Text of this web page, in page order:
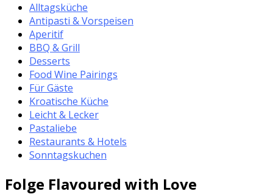
Alltagsküche
Antipasti & Vorspeisen
Aperitif
BBQ & Grill
Desserts
Food Wine Pairings
Für Gäste
Kroatische Küche
Leicht & Lecker
Pastaliebe
Restaurants & Hotels
Sonntagskuchen
Folge Flavoured with Love